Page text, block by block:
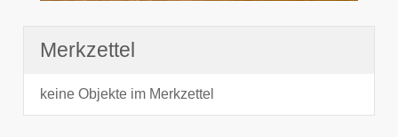
Merkzettel
keine Objekte im Merkzettel